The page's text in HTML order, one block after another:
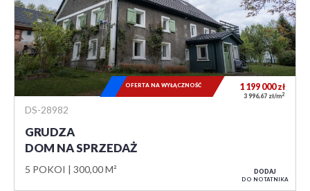
DS-28982
GRUDZA
DOM NA SPRZEDAŻ
5 POKOI 300,00 M²
1 199 000zł
3 996,67 zł/m2
OFERTA NA WYŁĄCZNOŚĆ
DODAJ
DO NOTATNIKA